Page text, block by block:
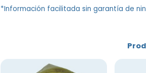
*Información facilitada sin garantía de